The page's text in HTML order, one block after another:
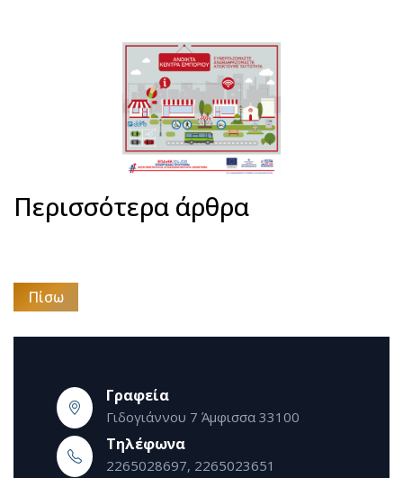
Περισσότερα άρθρα
Πίσω
Γραφεία
Γιδογιάννου 7 Άμφισσα 33100
Τηλέφωνα
2265028697, 2265023651